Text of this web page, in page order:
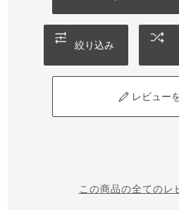
絞り込み
レビュー
この商品の全てのレ